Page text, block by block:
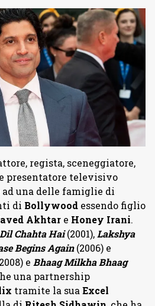
regista, sceneggiatore,
presentatore televisivo
una delle famiglie di
di Bollywood essendo figlio
Akhtar e Honey Irani.
Dil Chahta Hai(2001),Lakshya
Begins Again(2006) e
e Bhaag Milkha Bhaag
una partnership
tramite la sua Excel